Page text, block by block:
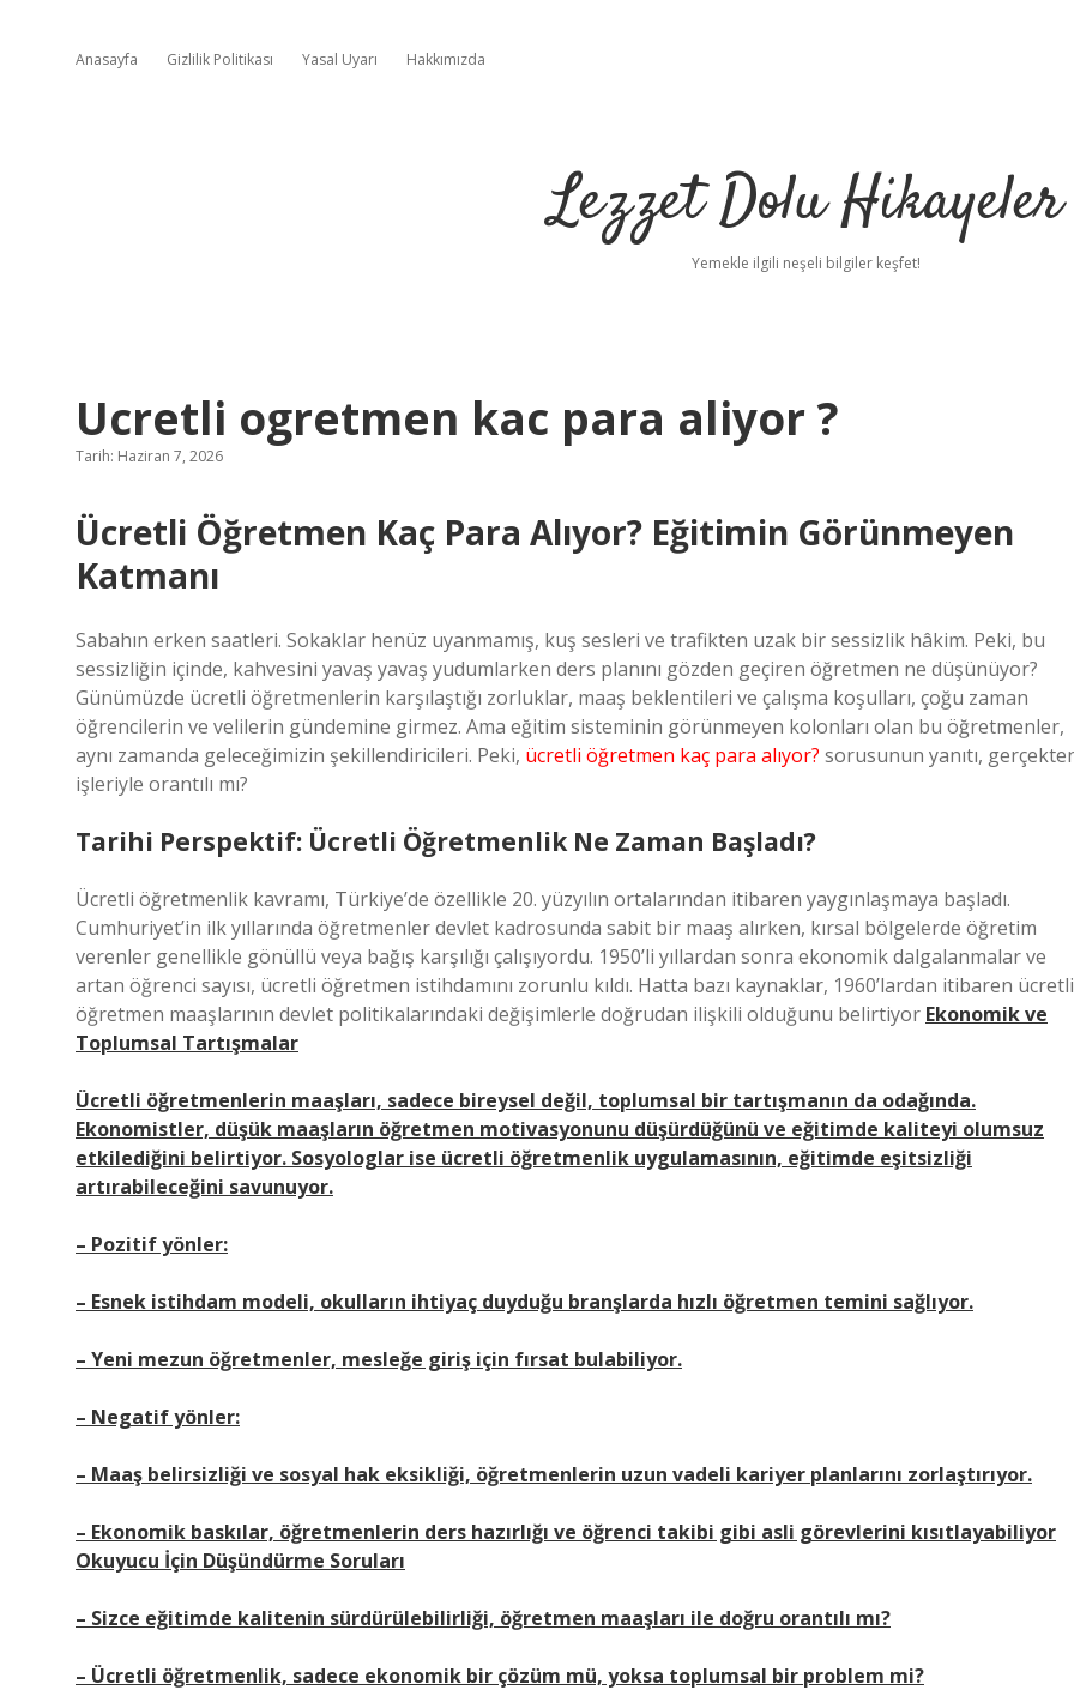
Anasayfa Gizlilik Politikası Yasal Uyarı Hakkımızda
Lezzet Dolu Hikayeler
Yemekle ilgili neşeli bilgiler keşfet!
Ucretli ogretmen kac para aliyor ?
Tarih: Haziran 7, 2026
Ücretli Öğretmen Kaç Para Alıyor? Eğitimin Görünmeyen
Katmanı
Sabahın erken saatleri. Sokaklar henüz uyanmamış, kuş sesleri ve trafikten uzak bir sessizlik hâkim. Peki, bu
sessizliğin içinde, kahvesini yavaş yavaş yudumlarken ders planını gözden geçiren öğretmen ne düşünüyor?
Günümüzde ücretli öğretmenlerin karşılaştığı zorluklar, maaş beklentileri ve çalışma koşulları, çoğu zaman
öğrencilerin ve velilerin gündemine girmez. Ama eğitim sisteminin görünmeyen kolonları olan bu öğretmenler,
aynı zamanda geleceğimizin şekillendiricileri. Peki, ücretli öğretmen kaç para alıyor? sorusunun yanıtı,
işleriyle orantılı mı?
Tarihi Perspektif: Ücretli Öğretmenlik Ne Zaman Başladı?
Ücretli öğretmenlik kavramı, Türkiye’de özellikle 20. yüzyılın ortalarından itibaren yaygınlaşmaya başladı.
Cumhuriyet’in ilk yıllarında öğretmenler devlet kadrosunda sabit bir maaş alırken, kırsal bölgelerde öğretim
verenler genellikle gönüllü veya bağış karşılığı çalışıyordu. 1950’li yıllardan sonra ekonomik dalgalanmalar ve
artan öğrenci sayısı, ücretli öğretmen istihdamını zorunlu kıldı. Hatta bazı kaynaklar, 1960’lardan itibaren ücretli
öğretmen maaşlarının devlet politikalarındaki değişimlerle doğrudan ilişkili olduğunu belirtiyor Ekonomik ve
Toplumsal Tartışmalar
Ücretli öğretmenlerin maaşları, sadece bireysel değil, toplumsal bir tartışmanın da odağında.
Ekonomistler, düşük maaşların öğretmen motivasyonunu düşürdüğünü ve eğitimde kaliteyi olumsuz
etkilediğini belirtiyor. Sosyologlar ise ücretli öğretmenlik uygulamasının, eğitimde eşitsizliği
artırabileceğini savunuyor.
– Pozitif yönler:
– Esnek istihdam modeli, okulların ihtiyaç duyduğu branşlarda hızlı öğretmen temini sağlıyor.
– Yeni mezun öğretmenler, mesleğe giriş için fırsat bulabiliyor.
– Negatif yönler:
– Maaş belirsizliği ve sosyal hak eksikliği, öğretmenlerin uzun vadeli kariyer planlarını zorlaştırıyor.
– Ekonomik baskılar, öğretmenlerin ders hazırlığı ve öğrenci takibi gibi asli görevlerini kısıtlayabiliyor
Okuyucu İçin Düşündürme Soruları
– Sizce eğitimde kalitenin sürdürülebilirliği, öğretmen maaşları ile doğru orantılı mı?
– Ücretli öğretmenlik, sadece ekonomik bir çözüm mü, yoksa toplumsal bir problem mi?